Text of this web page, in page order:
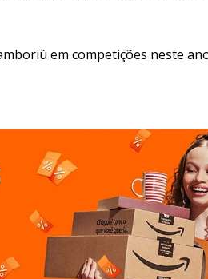
em competições neste